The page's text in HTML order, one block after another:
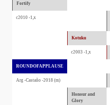
Fortify
c2010 -1,x
Kotuku
c2003 -1,x
ROUNDOFAPPLAUSE
Arg -Castaño -2018 (m)
Honour and
Glory